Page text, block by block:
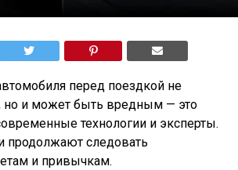
перед поездкой не
но и может быть вредным — это
технологии и эксперты.
продолжают следовать
и привычкам.